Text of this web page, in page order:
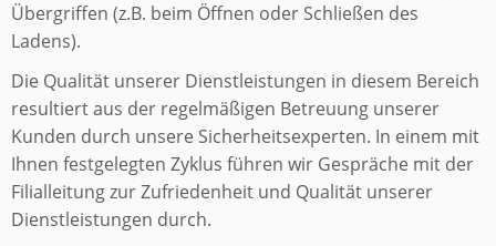
Übergriffen (z.B. beim Öffnen oder Schließen des
Ladens).
Die Qualität unserer Dienstleistungen in diesem Bereich
resultiert aus der regelmäßigen Betreuung unserer
Kunden durch unsere Sicherheitsexperten. In einem mit
Ihnen festgelegten Zyklus führen wir Gespräche mit der
Filialleitung zur Zufriedenheit und Qualität unserer
Dienstleistungen durch.